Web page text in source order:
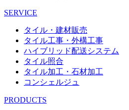
SERVICE
タイル・建材販売
タイル工事・外構工事
ハイブリッド配送システム
タイル照合
タイル加工・石材加工
コンシェルジュ
PRODUCTS